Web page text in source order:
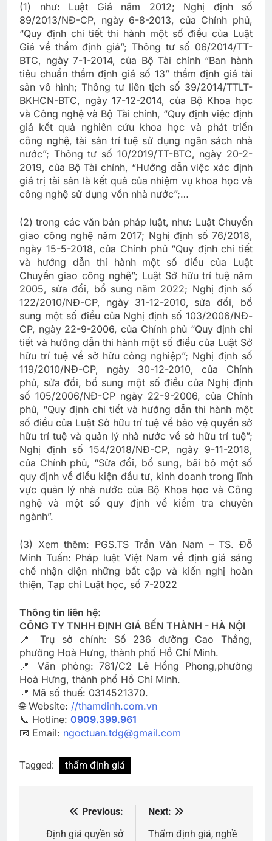
(1) như: Luật Giá năm 2012; Nghị định số
89/2013/NĐ-CP, ngày 6-8-2013, của Chính phủ,
“Quy định chi tiết thi hành một số điều của Luật
Giá về thẩm định giá”; Thông tư số 06/2014/TT-
BTC, ngày 7-1-2014, của Bộ Tài chính “Ban hành
tiêu chuẩn thẩm định giá số 13” thẩm định giá tài
sản vô hình; Thông tư liên tịch số 39/2014/TTLT-
BKHCN-BTC, ngày 17-12-2014, của Bộ Khoa học
và Công nghệ và Bộ Tài chính, “Quy định việc định
giá kết quả nghiên cứu khoa học và phát triển
công nghệ, tài sản trí tuệ sử dụng ngân sách nhà
nước”; Thông tư số 10/2019/TT-BTC, ngày 20-2-
2019, của Bộ Tài chính, “Hướng dẫn việc xác định
giá trị tài sản là kết quả của nhiệm vụ khoa học và
công nghệ sử dụng vốn nhà nước”;…
(2) trong các văn bản pháp luật, như: Luật Chuyển
giao công nghệ năm 2017; Nghị định số 76/2018,
ngày 15-5-2018, của Chính phủ “Quy định chi tiết
và hướng dẫn thi hành một số điều của Luật
Chuyển giao công nghệ”; Luật Sở hữu trí tuệ năm
2005, sửa đổi, bổ sung năm 2022; Nghị định số
122/2010/NĐ-CP, ngày 31-12-2010, sửa đổi, bổ
sung một số điều của Nghị định số 103/2006/NĐ-
CP, ngày 22-9-2006, của Chính phủ “Quy định chi
tiết và hướng dẫn thi hành một số điều của Luật Sở
hữu trí tuệ về sở hữu công nghiệp”; Nghị định số
119/2010/NĐ-CP, ngày 30-12-2010, của Chính
phủ, sửa đổi, bổ sung một số điều của Nghị định
số 105/2006/NĐ-CP ngày 22-9-2006, của Chính
phủ, “Quy định chi tiết và hướng dẫn thi hành một
số điều của Luật Sở hữu trí tuệ về bảo vệ quyền sở
hữu trí tuệ và quản lý nhà nước về sở hữu trí tuệ”;
Nghị định số 154/2018/NĐ-CP, ngày 9-11-2018,
của Chính phủ, “Sửa đổi, bổ sung, bãi bỏ một số
quy định về điều kiện đầu tư, kinh doanh trong lĩnh
vực quản lý nhà nước của Bộ Khoa học và Công
nghệ và một số quy định về kiểm tra chuyên
ngành”.
(3) Xem thêm: PGS.TS Trần Văn Nam – TS. Đỗ
Minh Tuấn: Pháp luật Việt Nam về định giá sáng
chế nhận diện những bất cập và kiến nghị hoàn
thiện, Tạp chí Luật học, số 7-2022
Thông tin liên hệ:
CÔNG TY TNHH ĐỊNH GIÁ BẾN THÀNH - HÀ NỘI
📍 Trụ sở chính: Số 236 đường Cao Thắng,
phường Hoà Hưng, thành phố Hồ Chí Minh.
📍 Văn phòng: 781/C2 Lê Hồng Phong,phường
Hoà Hưng, thành phố Hồ Chí Minh.
📍 Mã số thuế: 0314521370.
🌐 Website: //thamdinh.com.vn
📞 Hotline: 0909.399.961
📧 Email: ngoctuan.tdg@gmail.com
Tagged: thẩm định giá
hướng
Previous:
Định giá quyền sở
Next:
Thẩm định giá, nghề